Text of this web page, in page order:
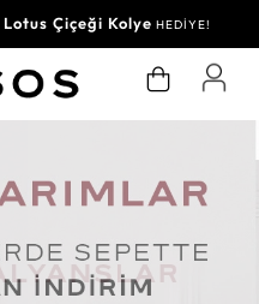
Lotus Çiçeği Kolye HEDİYE!